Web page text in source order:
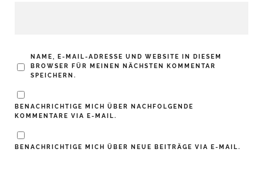
NAME, E-MAIL-ADRESSE UND WEBSITE IN DIESEM
BROWSER FÜR MEINEN NÄCHSTEN KOMMENTAR
SPEICHERN.
BENACHRICHTIGE MICH ÜBER NACHFOLGENDE
KOMMENTARE VIA E-MAIL.
BENACHRICHTIGE MICH ÜBER NEUE BEITRÄGE VIA E-MAIL.